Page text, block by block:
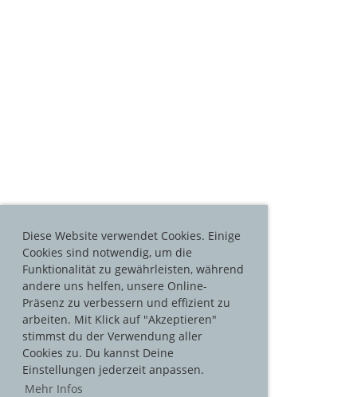
Diese Website verwendet Cookies. Einige
Cookies sind notwendig, um die
Funktionalität zu gewährleisten, während
andere uns helfen, unsere Online-
Präsenz zu verbessern und effizient zu
arbeiten. Mit Klick auf "Akzeptieren"
stimmst du der Verwendung aller
Cookies zu. Du kannst Deine
Einstellungen jederzeit anpassen.
Mehr Infos